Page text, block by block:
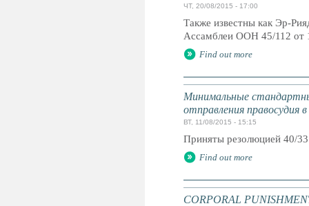
ЧТ, 20/08/2015 - 17:00
Также известны как Эр-
Ассамблеи ООН 45/112 от
Find out more
Минимальные
отправления правосудия
ВТ, 11/08/2015 - 15:15
Приняты резолюцией 40/
Find out more
CORPORAL